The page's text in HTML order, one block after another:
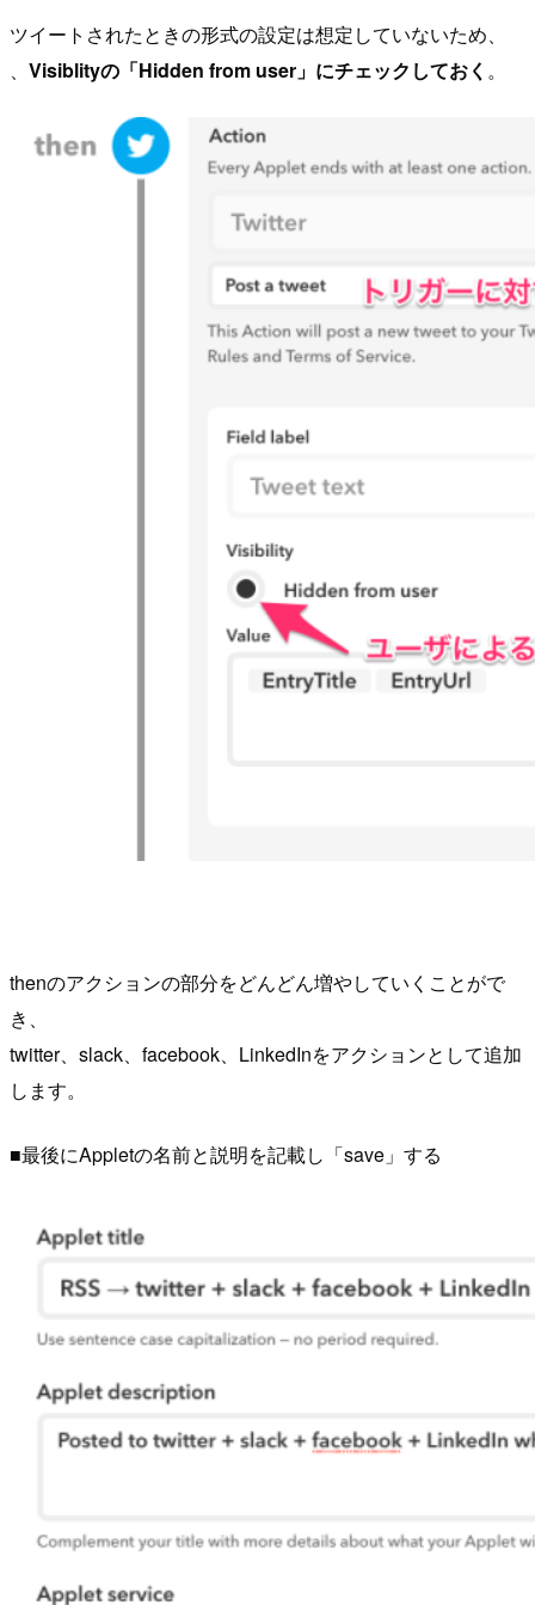
ツイートされたときの形式の設定は想定していないため、
、 Visiblityの「Hidden from user」にチェックしておく 。
thenのアクションの部分をどんどん増やしていくことがで
き、
twitter、slack、facebook、LinkedInをアクションとして追加
します。
■最後にAppletの名前と説明を記載し「save」する